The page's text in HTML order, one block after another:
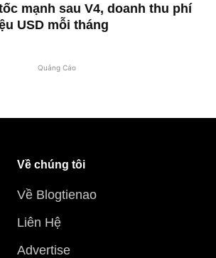
mạnh sau V4, doanh thu phí
USD mỗi tháng
Quảng Cáo
Về chúng tôi
Về Blogtienao
Liên Hệ
Advertise